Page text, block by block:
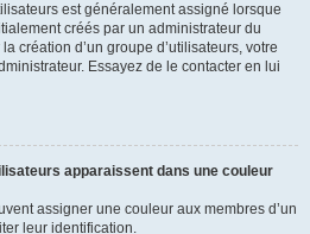
est généralement assigné lorsque
créés par un administrateur du
création d’un groupe d’utilisateurs, votre
Essayez de le contacter en lui
apparaissent dans une couleur
assigner une couleur aux membres d’un
leur identification.